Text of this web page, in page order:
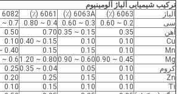
ترکیب شیمیایی آلیاژ آلومینیوم
آلیاژ
6063 (٪) 6063A (٪) 6061 (٪)
6082 (٪)
سی
0.2 ~ 0.60
0.3 ~ 0.60
0.4 ~ 0.80
0.7 ~ 1.30
آهن
0.35
0.15 ~ 0.35
0.70
0.50
Cu
0.10
0.10
0.15 ~ 0.40
0.10
Mn
0.10
0.15
0.15
0.40 ~ 1.0
Mg
0.45 ~ 0.90
0.60 ~ 0.90
0.80 ~ 1.20
0.6 ~ 1.20
کروم
0.10
0.05
0.04 ~ 0.35
0.25
Zn
0.10
0.15
0.25
0.20
Ti
0.10
0.10
0.15
0.10